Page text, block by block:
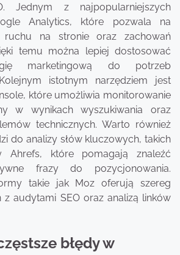
Jednym z najpopularniejszych
Analytics, które pozwala na
ruchu na stronie oraz zachowań
temu można lepiej dostosować
marketingową do potrzeb
istotnym narzędziem jest
które umożliwia monitorowanie
w wynikach wyszukiwania oraz
technicznych. Warto również
do analizy słów kluczowych, takich
Ahrefs, które pomagają znaleźć
frazy do pozycjonowania.
takie jak Moz oferują szereg
z audytami SEO oraz analizą linków
błędy w